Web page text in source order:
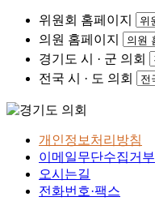
위원회 홈페이지
의원 홈페이지
경기도 시 · 군 의회
전국 시 · 도 의회
개인정보처리방침
이메일무단수집거부
오시는길
전화번호·팩스